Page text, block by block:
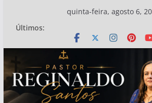
conteúdo
quinta-feira, agosto 6,
Últimos: